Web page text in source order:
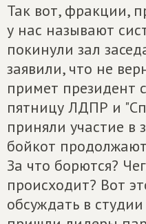
Так вот, фракции,
у нас называют
покинули зал
заявили, что не
примет президент
пятницу ЛДПР и
приняли участие в
бойкот
За что борются?
происходит? Вот
обсуждать в